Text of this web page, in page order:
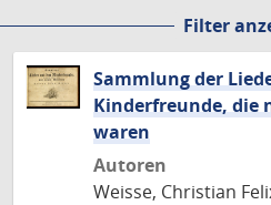
Filter
Sammlung der
Kinderfreunde, die
waren
Autoren
Weisse, Christian